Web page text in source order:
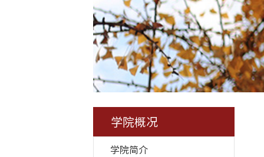
学院概况
学院简介